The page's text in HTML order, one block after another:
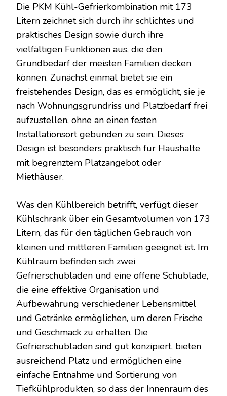
Die PKM Kühl-Gefrierkombination mit 173
Litern zeichnet sich durch ihr schlichtes und
praktisches Design sowie durch ihre
vielfältigen Funktionen aus, die den
Grundbedarf der meisten Familien decken
können. Zunächst einmal bietet sie ein
freistehendes Design, das es ermöglicht, sie je
nach Wohnungsgrundriss und Platzbedarf frei
aufzustellen, ohne an einen festen
Installationsort gebunden zu sein. Dieses
Design ist besonders praktisch für Haushalte
mit begrenztem Platzangebot oder
Miethäuser.
Was den Kühlbereich betrifft, verfügt dieser
Kühlschrank über ein Gesamtvolumen von 173
Litern, das für den täglichen Gebrauch von
kleinen und mittleren Familien geeignet ist. Im
Kühlraum befinden sich zwei
Gefrierschubladen und eine offene Schublade,
die eine effektive Organisation und
Aufbewahrung verschiedener Lebensmittel
und Getränke ermöglichen, um deren Frische
und Geschmack zu erhalten. Die
Gefrierschubladen sind gut konzipiert, bieten
ausreichend Platz und ermöglichen eine
einfache Entnahme und Sortierung von
Tiefkühlprodukten, so dass der Innenraum des